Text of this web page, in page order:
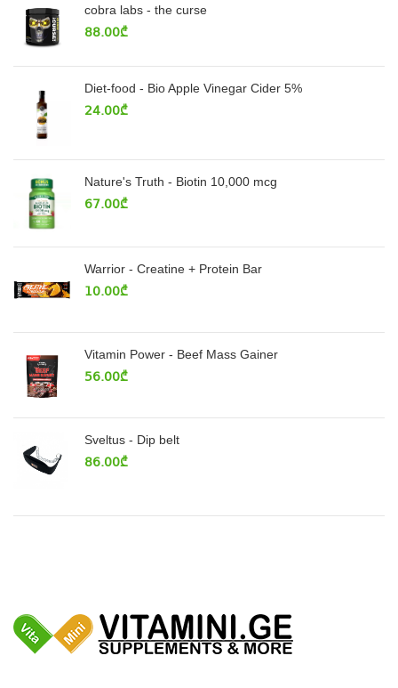
cobra labs - the curse
88.00₾
Diet-food - Bio Apple Vinegar Cider 5%
24.00₾
Nature's Truth - Biotin 10,000 mcg
67.00₾
Warrior - Creatine + Protein Bar
10.00₾
Vitamin Power - Beef Mass Gainer
56.00₾
Sveltus - Dip belt
86.00₾